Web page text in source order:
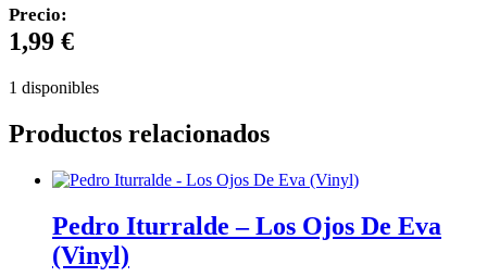
Precio:
1,99 €
1 disponibles
Productos relacionados
Pedro Iturralde – Los Ojos De Eva
(Vinyl)